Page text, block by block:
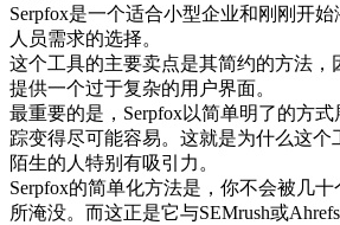
Serpfox是一个适合小型企业和刚刚开
人员需求的选择。
这个工具的主要卖点是其简约的方法，
提供一个过于复杂的用户界面。
最重要的是，Serpfox以简单明了的方
踪变得尽可能容易。这就是为什么这个
陌生的人特别有吸引力。
Serpfox的简单化方法是，你不会被几
所淹没。而这正是它与SEMrush或